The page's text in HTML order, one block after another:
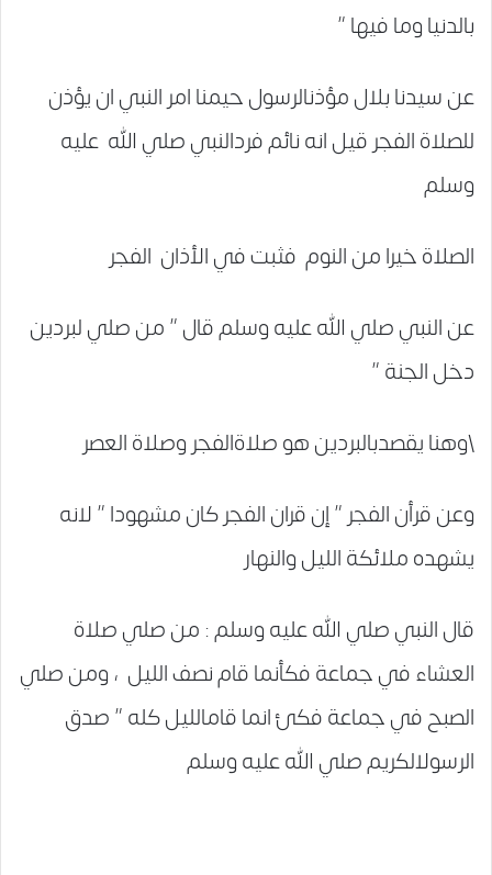
بالدنيا وما فيها ”
عن سيدنا بلال مؤذنالرسول حيمنا امر النبي ان يؤذن
للصلاة الفجر قيل انه نائم فردالنبي صلي الله عليه
وسلم
الصلاة خيرا من النوم فثبت في الأذان الفجر
عن النبي صلي الله عليه وسلم قال ” من صلي لبردين
دخل الجنة ”
\وهنا يقصدبالبردين هو صلاةالفجر وصلاة العصر
وعن قرأن الفجر ” إن قران الفجر كان مشهودا ” لانه
يشهده ملائكة الليل والنهار
قال النبي صلي الله عليه وسلم : من صلي صلاة
العشاء في جماعة فكأنما قام نصف الليل ، ومن صلي
الصبح في جماعة فكئ انما قامالليل كله ” صدق
الرسولالكريم صلي الله عليه وسلم